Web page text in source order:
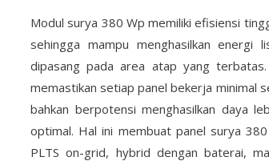
Modul surya 380 Wp memiliki efisiensi
sehingga mampu menghasilkan energi
dipasang pada area atap yang
memastikan setiap panel bekerja minimal
bahkan berpotensi menghasilkan daya
optimal. Hal ini membuat panel surya
PLTS on-grid, hybrid dengan baterai,